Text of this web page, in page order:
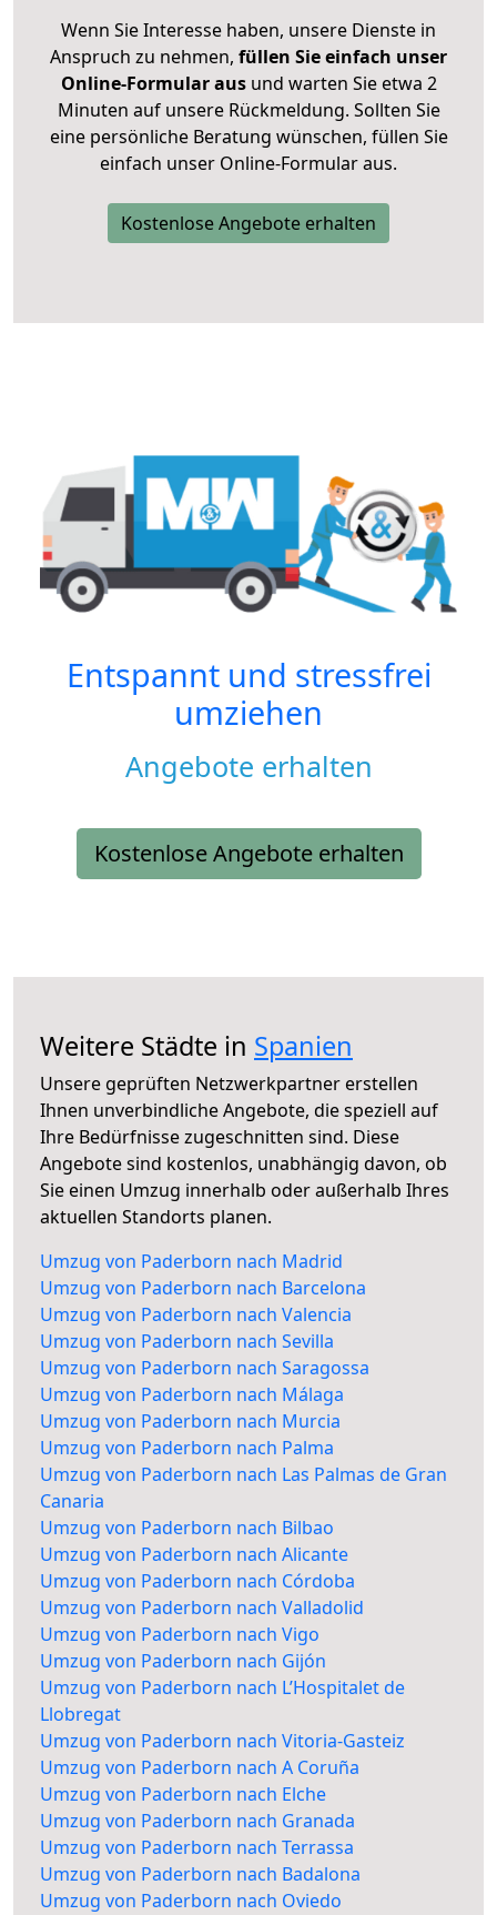
Wenn Sie Interesse haben, unsere Dienste in
Anspruch zu nehmen, füllen Sie einfach unser
Online-Formular ausund warten Sie etwa 2
Minuten auf unsere Rückmeldung. Sollten Sie
eine persönliche Beratung wünschen, füllen Sie
einfach unser Online-Formular aus.
Kostenlose Angebote erhalten
Entspannt und stressfrei
umziehen
Angebote erhalten
Kostenlose Angebote erhalten
Weitere Städte in Spanien
Unsere geprüften Netzwerkpartner erstellen
Ihnen unverbindliche Angebote, die speziell auf
Ihre Bedürfnisse zugeschnitten sind. Diese
Angebote sind kostenlos, unabhängig davon, ob
Sie einen Umzug innerhalb oder außerhalb Ihres
aktuellen Standorts planen.
Umzug von Paderborn nach Madrid
Umzug von Paderborn nach Barcelona
Umzug von Paderborn nach Valencia
Umzug von Paderborn nach Sevilla
Umzug von Paderborn nach Saragossa
Umzug von Paderborn nach Málaga
Umzug von Paderborn nach Murcia
Umzug von Paderborn nach Palma
Umzug von Paderborn nach Las Palmas de Gran
Canaria
Umzug von Paderborn nach Bilbao
Umzug von Paderborn nach Alicante
Umzug von Paderborn nach Córdoba
Umzug von Paderborn nach Valladolid
Umzug von Paderborn nach Vigo
Umzug von Paderborn nach Gijón
Umzug von Paderborn nach L’Hospitalet de
Llobregat
Umzug von Paderborn nach Vitoria-Gasteiz
Umzug von Paderborn nach A Coruña
Umzug von Paderborn nach Elche
Umzug von Paderborn nach Granada
Umzug von Paderborn nach Terrassa
Umzug von Paderborn nach Badalona
Umzug von Paderborn nach Oviedo